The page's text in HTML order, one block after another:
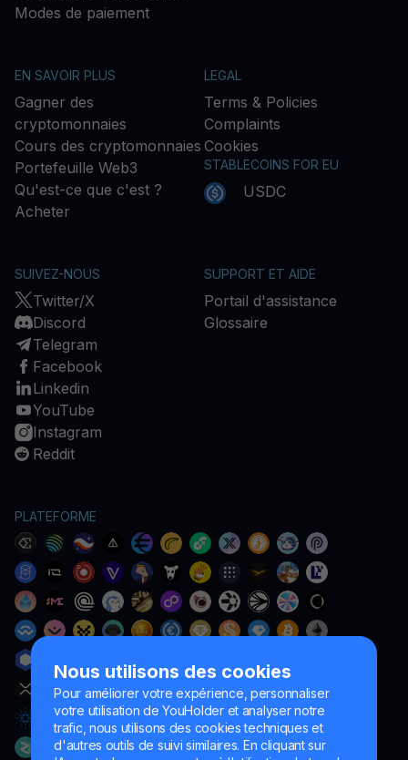
Nous utilisons des cookies
Pour améliorer votre expérience, personnaliser
votre utilisation de YouHolder et analyser notre
trafic, nous utilisons des cookies techniques et
d'autres outils de suivi similaires. En cliquant sur
Modes de paiement
EN SAVOIR PLUS
Gagner des
cryptomonnaies
Cours des cryptomonnaies
Portefeuille Web3
Qu'est-ce que c'est ?
Acheter
LEGAL
Terms & Policies
Complaints
Cookies
STABLECOINS FOR EU
USDC
SUIVEZ-NOUS
Twitter/X
Discord
Telegram
Facebook
Linkedin
YouTube
Instagram
Reddit
SUPPORT ET AIDE
Portail d'assistance
Glossaire
PLATEFORME